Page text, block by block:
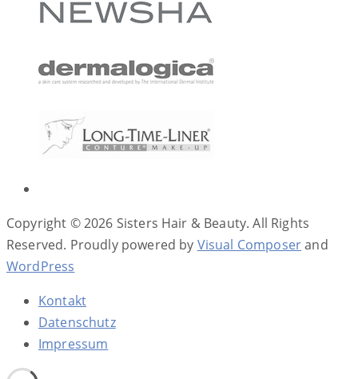
Copyright © 2026 Sisters Hair & Beauty. All Rights
Reserved. Proudly powered by Visual Composerand
WordPress
Kontakt
Datenschutz
Impressum